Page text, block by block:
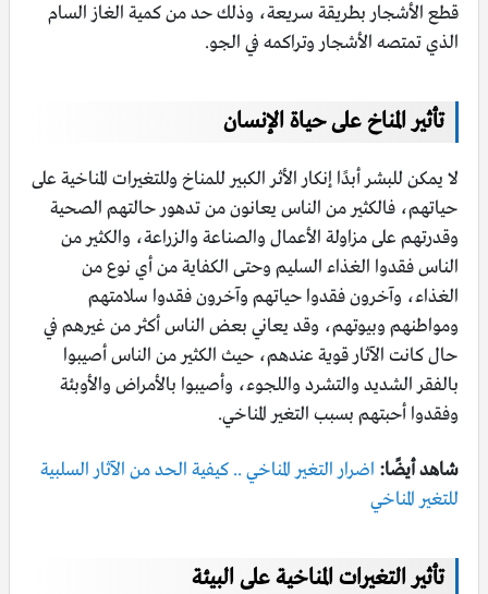
قطع الأشجار بطريقة سريعة، وذلك حد من كمية الغاز السام
الذي تمتصه الأشجار وتراكمه في الجو.
تأثير المناخ على حياة الإنسان
لا يمكن للبشر أبدًا إنكار الأثر الكبير للمناخ وللتغيرات المناخية على
حياتهم، فالكثير من الناس يعانون من تدهور حالتهم الصحية
وقدرتهم على مزاولة الأعمال والصناعة والزراعة، والكثير من
الناس فقدوا الغذاء السليم وحتى الكفاية من أي نوع من
الغذاء، وآخرون فقدوا حياتهم وآخرون فقدوا سلامتهم
ومواطنهم وبيوتهم، وقد يعاني بعض الناس أكثر من غيرهم في
حال كانت الآثار قوية عندهم، حيث الكثير من الناس أصيبوا
بالفقر الشديد والتشرد واللجوء، وأصيبوا بالأمراض والأوبئة
وفقدوا أحبتهم بسبب التغير المناخي.
شاهد أيضًا: اضرار التغير المناخي .. كيفية الحد من الآثار السلبية
للتغير المناخي
تأثير التغيرات المناخية على البيئة